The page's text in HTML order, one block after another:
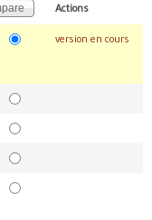
Actions
version en cours